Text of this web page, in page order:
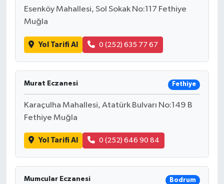
Esenköy Mahallesi, Sol Sokak No:117 Fethiye
Muğla
Yol Tarifi Al 0 (252) 635 77 67
Murat Eczanesi Fethiye
Karaçulha Mahallesi, Atatürk Bulvarı No:149 B
Fethiye Muğla
Yol Tarifi Al 0 (252) 646 90 84
Mumcular Eczanesi Bodrum